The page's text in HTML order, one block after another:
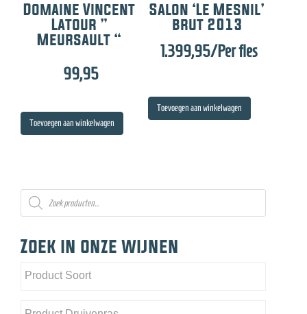
Domaine Vincent
Latour ”
Meursault “
99,95
Toevoegen aan winkelwagen
Salon ‘Le Mesnil’
brut 2013
1.399,95/Per fles
Toevoegen aan winkelwagen
Producten
zoeken
Zoek in onze wijnen